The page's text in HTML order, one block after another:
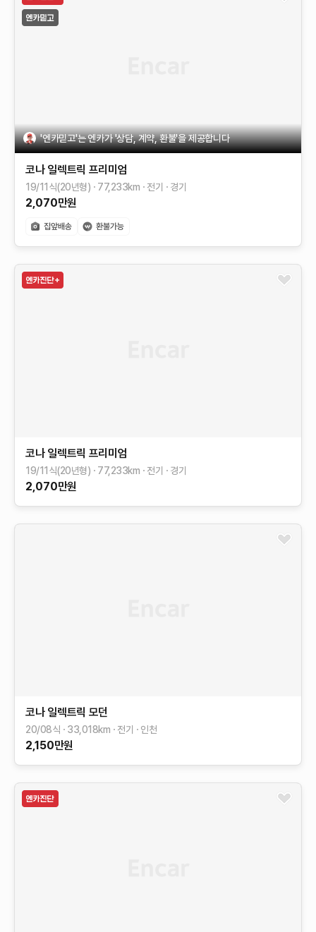
'엔카믿고'는 엔카가 '상담, 계약, 환불'을 제공합니다
코나 일렉트릭 프리미엄
19/11식(20년형) 77,233km 전기 경기
2,070만원
코나 일렉트릭 프리미엄
19/11식(20년형) 77,233km 전기 경기
2,070만원
코나 일렉트릭 모던
20/08식 33,018km 전기 인천
2,150만원